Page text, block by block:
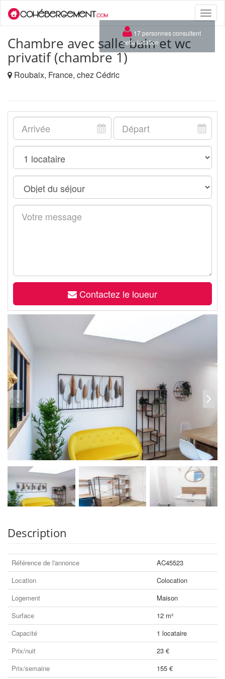
Toggle
Chambre avec salle bain et wc
privatif (chambre 1)
Roubaix, France, chez Cédric
Contactez le loueur
Description
Référence de l'annonce
AC45523
Location
Colocation
Logement
Maison
Surface
12 m²
Capacité
1 locataire
Prix/nuit
23 €
Prix/semaine
155 €
×
17 personnes consultent
cette location